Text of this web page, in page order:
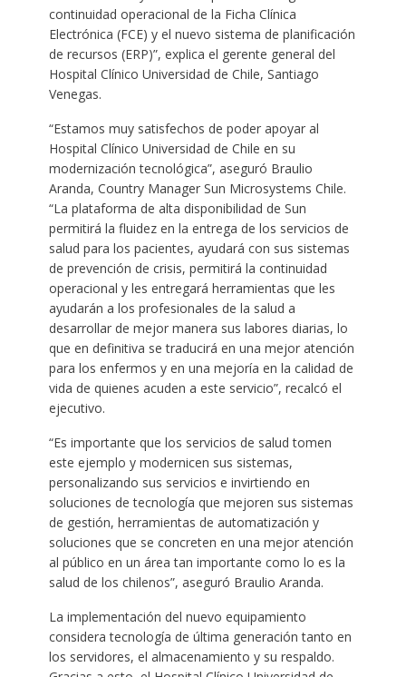
continuidad operacional de la Ficha Clínica
Electrónica (FCE) y el nuevo sistema de planificación
de recursos (ERP)”, explica el gerente general del
Hospital Clínico Universidad de Chile, Santiago
Venegas.
“Estamos muy satisfechos de poder apoyar al
Hospital Clínico Universidad de Chile en su
modernización tecnológica”, aseguró Braulio
Aranda, Country Manager Sun Microsystems Chile.
“La plataforma de alta disponibilidad de Sun
permitirá la fluidez en la entrega de los servicios de
salud para los pacientes, ayudará con sus sistemas
de prevención de crisis, permitirá la continuidad
operacional y les entregará herramientas que les
ayudarán a los profesionales de la salud a
desarrollar de mejor manera sus labores diarias, lo
que en definitiva se traducirá en una mejor atención
para los enfermos y en una mejoría en la calidad de
vida de quienes acuden a este servicio”, recalcó el
ejecutivo.
“Es importante que los servicios de salud tomen
este ejemplo y modernicen sus sistemas,
personalizando sus servicios e invirtiendo en
soluciones de tecnología que mejoren sus sistemas
de gestión, herramientas de automatización y
soluciones que se concreten en una mejor atención
al público en un área tan importante como lo es la
salud de los chilenos”, aseguró Braulio Aranda.
La implementación del nuevo equipamiento
considera tecnología de última generación tanto en
los servidores, el almacenamiento y su respaldo.